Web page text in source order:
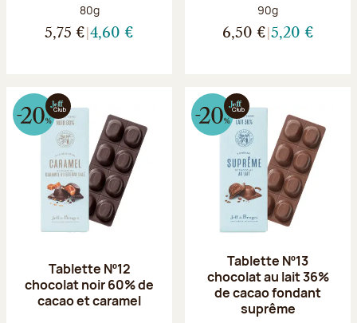
Poids net :
80g
5,75 € 4,60 €
Poids net :
90g
6,50 € 5,20 €
Tablette Nº12
chocolat noir 60% de
cacao et caramel
Tablette Nº13
chocolat au lait 36%
de cacao fondant
suprême